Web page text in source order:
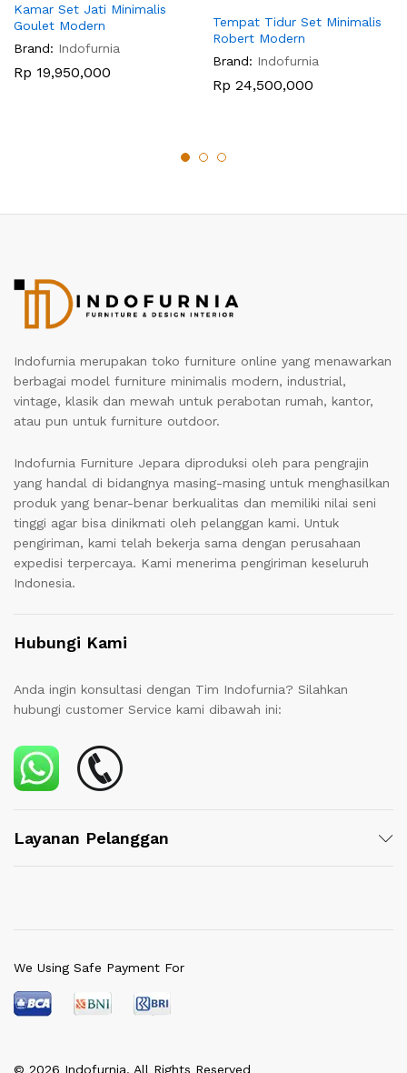
Kamar Set Jati Minimalis
Goulet Modern
Brand: Indofurnia
Rp 19,950,000
Tempat Tidur Set Minimalis
Robert Modern
Brand: Indofurnia
Rp 24,500,000
Indofurnia merupakan toko furniture online yang menawarkan
berbagai model furniture minimalis modern, industrial,
vintage, klasik dan mewah untuk perabotan rumah, kantor,
atau pun untuk furniture outdoor.
Indofurnia Furniture Jepara diproduksi oleh para pengrajin
yang handal di bidangnya masing-masing untuk menghasilkan
produk yang benar-benar berkualitas dan memiliki nilai seni
tinggi agar bisa dinikmati oleh pelanggan kami. Untuk
pengiriman, kami telah bekerja sama dengan perusahaan
expedisi terpercaya. Kami menerima pengiriman keseluruh
Indonesia.
Hubungi Kami
Anda ingin konsultasi dengan Tim Indofurnia? Silahkan
hubungi customer Service kami dibawah ini:
Layanan Pelanggan
© 2026 Indofurnia. All Rights Reserved
We Using Safe Payment For